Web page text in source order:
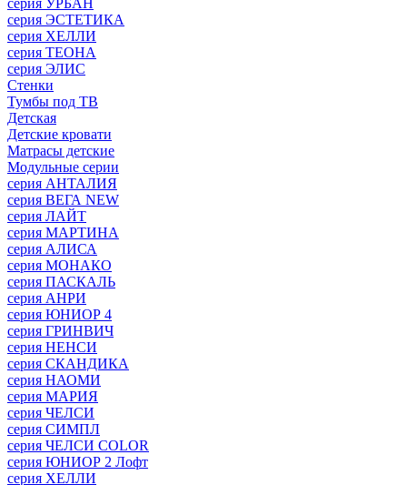
серия УРБАН
серия ЭСТЕТИКА
серия ХЕЛЛИ
серия ТЕОНА
серия ЭЛИС
Стенки
Тумбы под ТВ
Детская
Детские кровати
Матрасы детские
Модульные серии
серия АНТАЛИЯ
серия ВЕГА NEW
серия ЛАЙТ
серия МАРТИНА
серия АЛИСА
серия МОНАКО
серия ПАСКАЛЬ
серия АНРИ
серия ЮНИОР 4
серия ГРИНВИЧ
серия НЕНСИ
серия СКАНДИКА
серия НАОМИ
серия МАРИЯ
серия ЧЕЛСИ
серия СИМПЛ
серия ЧЕЛСИ COLOR
серия ЮНИОР 2 Лофт
серия ХЕЛЛИ